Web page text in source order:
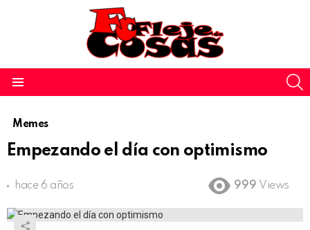
Memes
Empezando el día con optimismo
hace 6 años 999 Views